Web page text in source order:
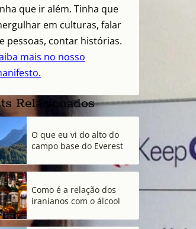
que ir além. Tinha que
em culturas, falar
pessoas, contar histórias.
mais no nosso
Relacionados
O que eu vi do alto do
campo base do Everest
Como é a relação dos
iranianos com o álcool